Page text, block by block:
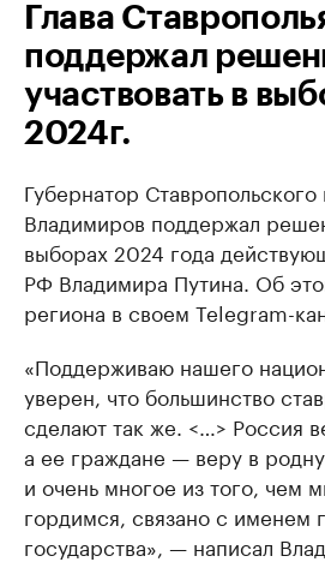
Глава
поддержал
участвовать в
2024г.
Губернатор
Владимиров поддержал
выборах 2024 года
РФ Владимира Путина. Об
региона в своем Telegram-
«Поддерживаю нашего
уверен, что большинство
сделают так же. <…> Россия
а ее граждане — веру в
и очень многое из того, чем
гордимся, связано с именем
государства», — написал